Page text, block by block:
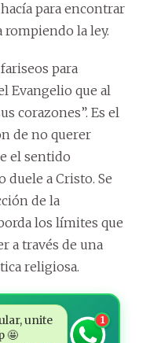
para encontrar
la ley.
para
Evangelio que al
corazones”. Es el
de no querer
el sentido
duele a Cristo. Se
de la
los límites que
a través de una
religiosa.
unite
🤩
1